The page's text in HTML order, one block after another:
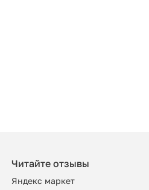
Читайте отзывы
Яндекс маркет